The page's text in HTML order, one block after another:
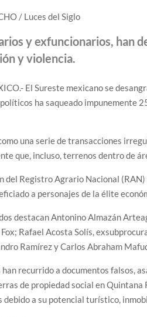
/ Luces del Siglo
y exfuncionarios, han
y violencia.
El Sureste mexicano se
ha saqueado impunemente
una serie de transacciones
que, incluso, terrenos dentro de
del Registro Agrario Nacional
a personajes de la élite
destacan Antonino Almazán
Rafael Acosta Solís,
Ramírez y Carlos Abraham
recurrido a documentos falsos,
de propiedad social en Quintana
debido a su potencial turístico,